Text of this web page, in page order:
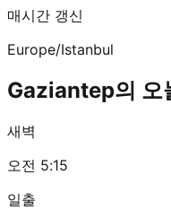
매시간 갱신
Europe/Istanbul
Gaziantep의 오
새벽
오전 5:15
일출